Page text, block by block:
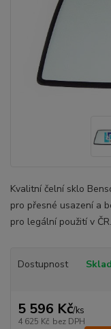
Kvalitní čelní sklo
pro přesné usazení a
pro legální použití v ČR.
Dostupnost
5 596 Kč/ks
4 625 Kč bez DPH